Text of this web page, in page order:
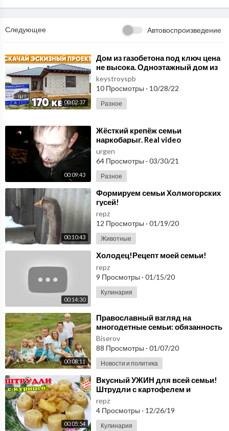
Следующее Автовоспроизведение
00:02:37
⁣Дом из газобетона под ключ цена
не высока. Одноэтажный дом из
газобетона 170 кв.м. на две семьи
| Ст
keystroyspb
10 Просмотры · 10/28/22
Разное
00:09:43
⁣Жёсткий крепёж семьи
наркобарыг. Real video
urgen
64 Просмотры · 03/30/21
Разное
00:10:43
⁣Формируем семьи Холмогорских
гусей!
repz
12 Просмотры · 01/19/20
Животные
00:14:30
⁣Холодец!Рецепт моей семьи!
repz
9 Просмотры · 01/15/20
Кулинария
00:08:11
⁣Православный взгляд на
многодетные семьи: обязанность
или дар Божий? Сколько нужно
детей в семье?
Biserov
88 Просмотры · 01/07/20
Новости и политика
00:05:54
⁣Вкусный УЖИН для всей семьи!
Штрудли с картофелем и
курицей.
repz
4 Просмотры · 12/26/19
Кулинария